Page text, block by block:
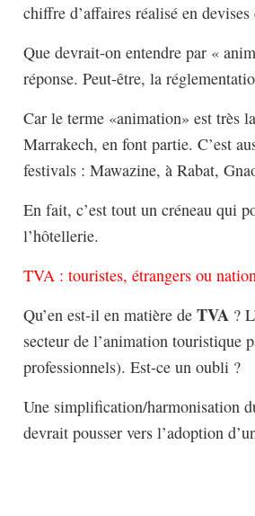
chiffre d’affaires réalisé en
Que devrait-on entendre par «
réponse. Peut-être, la
Car le terme «animation» est très
Marrakech, en font partie. C’est
festivals : Mawazine, à Rabat,
En fait, c’est tout un créneau qui
l’hôtellerie.
TVA : touristes, étrangers ou
Qu’en est-il en matière de TVA ?
secteur de l’animation touristique
professionnels). Est-ce un oubli ?
Une simplification/harmonisation
devrait pousser vers l’adoption